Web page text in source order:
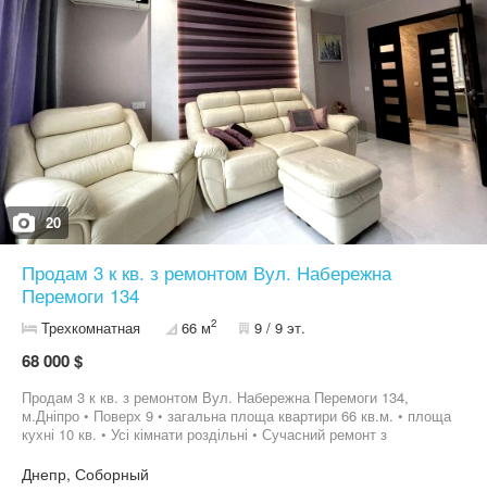
20
Продам 3 к кв. з ремонтом Вул. Набережна
Перемоги 134
Трехкомнатная 66 м2 9 / 9 эт.
68 000 $
Продам 3 к кв. з ремонтом Вул. Набережна Перемоги 134,
м.Дніпро • Поверх 9 • загальна площа квартири 66 кв.м. • площа
кухні 10 кв. • Усі кімнати роздільні • Сучасний ремонт з
Металопластикові вікна • Двері міжкімнатні з ясеню. • Газовий
Днепр, Соборный